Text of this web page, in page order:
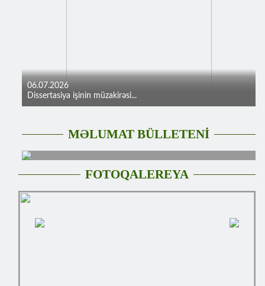
06.07.2026
Dissertasiya işinin müzakirəsi...
MƏLUMAT BÜLLETENİ
FOTOQALEREYA